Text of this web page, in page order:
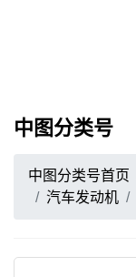
中图分类号
中图分类号首页
汽车发动机